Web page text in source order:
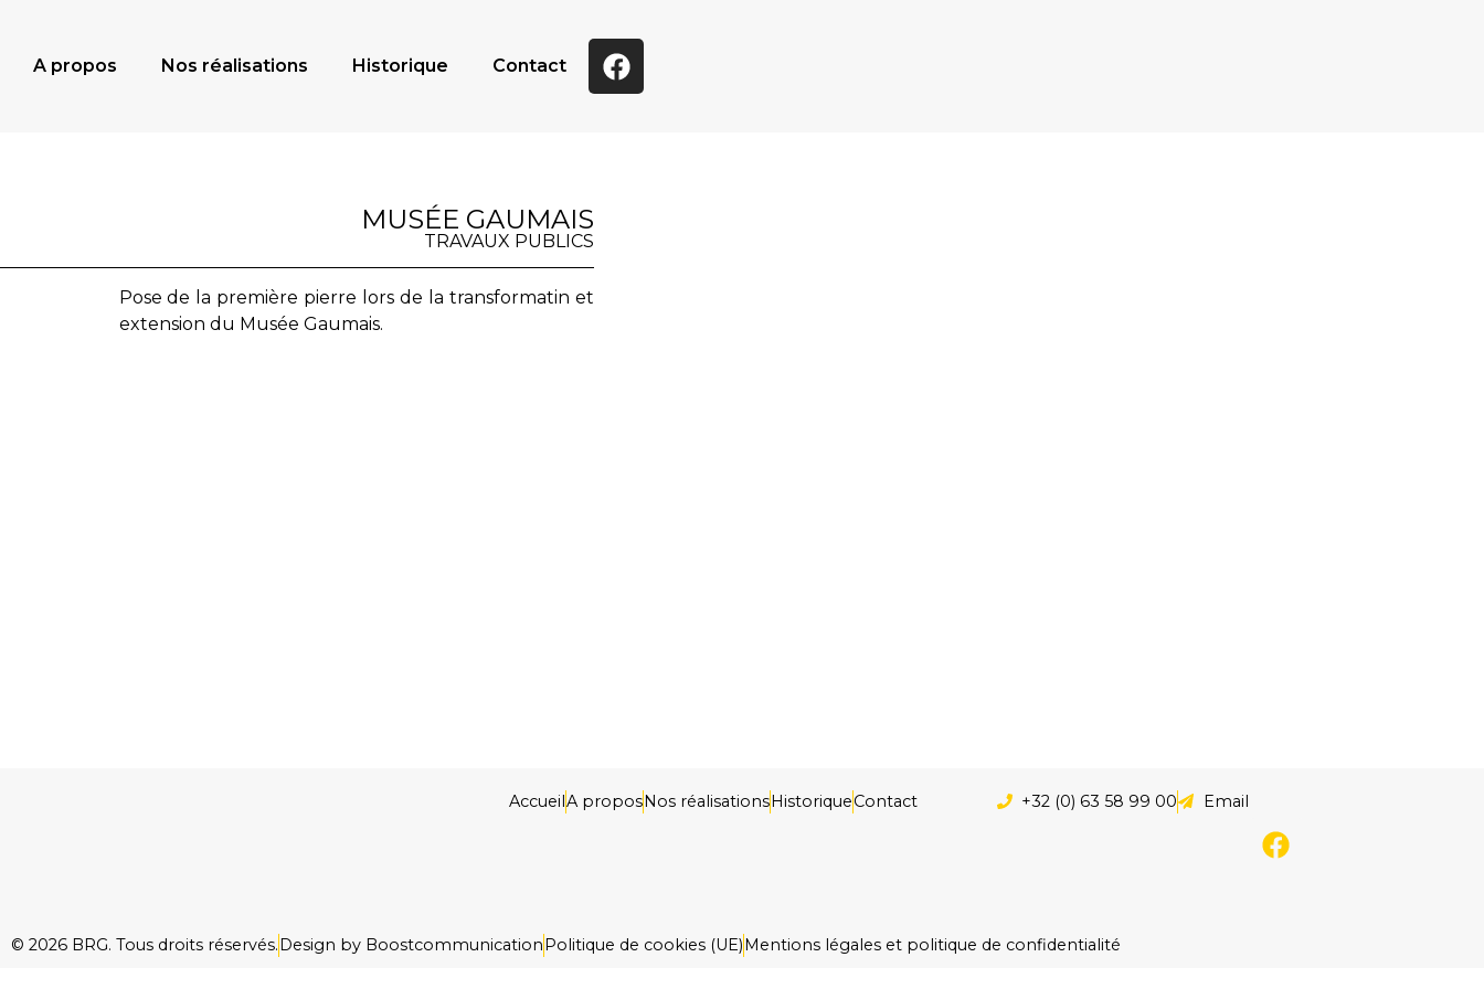
A propos Nos réalisations Historique Contact
MUSÉE GAUMAIS
TRAVAUX PUBLICS
Pose de la première pierre lors de la transformatin et
extension du Musée Gaumais.
AccueilA proposNos réalisationsHistoriqueContact +32 (0) 63 58 99 00 Email
© 2026 BRG. Tous droits réservés.Design by BoostcommunicationPolitique de cookies (UE)Mentions légales et politique de confidentialité